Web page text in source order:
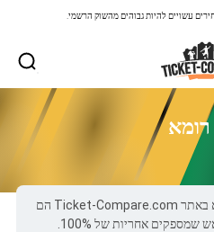
עשויים להיות גבוהים מהשוק הרשמי.
כל הכרטיסים לסלטיק נגד רומא באתר Ticket-Compare.com הם
אחריות של 100%.